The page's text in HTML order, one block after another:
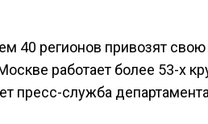
40 регионов привозят
работает более 53-х
пресс-служба